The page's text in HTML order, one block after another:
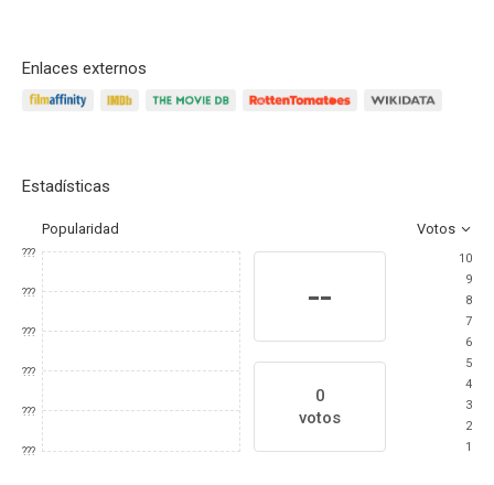
Enlaces externos
Estadísticas
Popularidad Votos
???
???
???
???
???
???
--
0
votos
10
9
8
7
6
5
4
3
2
1